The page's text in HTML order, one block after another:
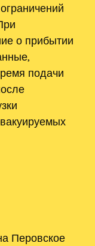
о прибытии
подачи
Перовское